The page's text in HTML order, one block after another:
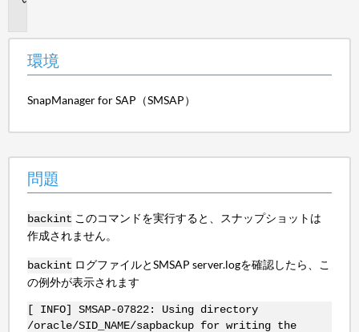
環境
SnapManager for SAP（SMSAP）
問題
backint このコマンドを実行すると、スナップショットは
作成されません。
backint ログファイルとSMSAP server.logを確認したら、こ
の例外が表示されます
[ INFO] SMSAP-07822: Using directory
/oracle/SID_NAME/sapbackup for writing the